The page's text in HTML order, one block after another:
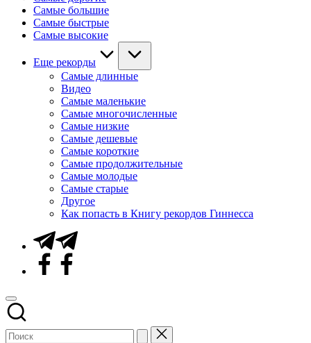
Самые большие
Самые быстрые
Самые высокие
Еще рекорды
Самые длинные
Видео
Самые маленькие
Самые многочисленные
Самые низкие
Самые дешевые
Самые короткие
Самые продолжительные
Самые молодые
Самые старые
Другое
Как попасть в Книгу рекордов Гиннесса
Telegram
Facebook